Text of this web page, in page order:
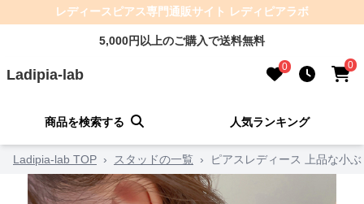
レディースピアス専門通販サイト レディピアラボ
5,000円以上のご購入で送料無料
Ladipia-lab 0 0
商品を検索する 人気ランキング
Ladipia-lab TOP › スタッドの一覧 › ピアスレディース 上品な小